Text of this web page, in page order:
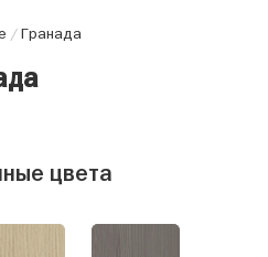
/Гранада
цвета